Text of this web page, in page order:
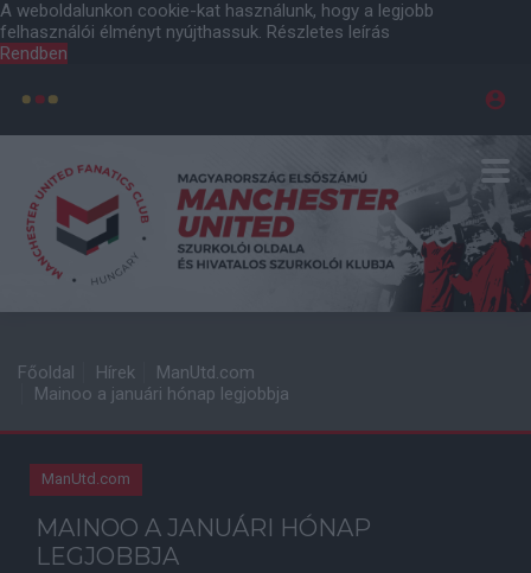
A weboldalunkon cookie-kat használunk, hogy a legjobb
felhasználói élményt nyújthassuk. Részletes leírás
Rendben
Főoldal Hírek
ManUtd.com
Mainoo a januári hónap legjobbja
ManUtd.com
MAINOO A JANUÁRI HÓNAP
LEGJOBBJA